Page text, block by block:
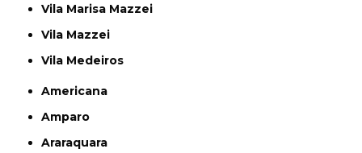
Vila Marisa Mazzei
Vila Mazzei
Vila Medeiros
Americana
Amparo
Araraquara